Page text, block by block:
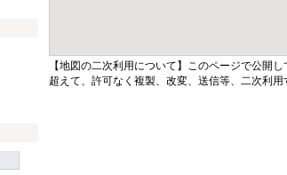
【地図の二次利用について】このページで公開
超えて、許可なく複製、改変、送信等、二次利